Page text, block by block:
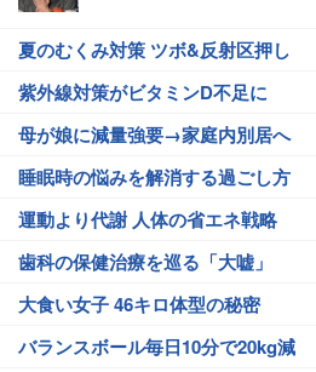
夏のむくみ対策 ツボ&反射区押し
紫外線対策がビタミンD不足に
母が娘に減量強要→家庭内別居へ
睡眠時の悩みを解消する過ごし方
運動より代謝 人体の省エネ戦略
歯科の保健治療を巡る「大嘘」
大食い女子 46キロ体型の秘密
バランスボール毎日10分で20kg減